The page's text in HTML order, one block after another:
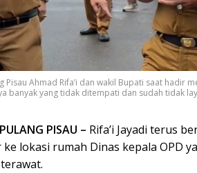
Pisau Ahmad Rifa’i dan wakil Bupati saat hadir
banyak yang tidak ditempati dan sudah tidak
PISAU – Rifa’i Jayadi terus
ke lokasi rumah Dinas kepala OPD